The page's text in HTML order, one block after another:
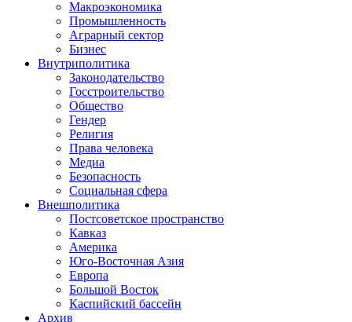
Макроэкономика
Промышленность
Аграрный сектор
Бизнес
Внутриполитика
Законодательство
Госстроительство
Общество
Гендер
Религия
Права человека
Медиа
Безопасность
Социальная сфера
Внешполитика
Постсоветское пространство
Кавказ
Америка
Юго-Восточная Азия
Европа
Большой Восток
Каспийский бассейн
Архив